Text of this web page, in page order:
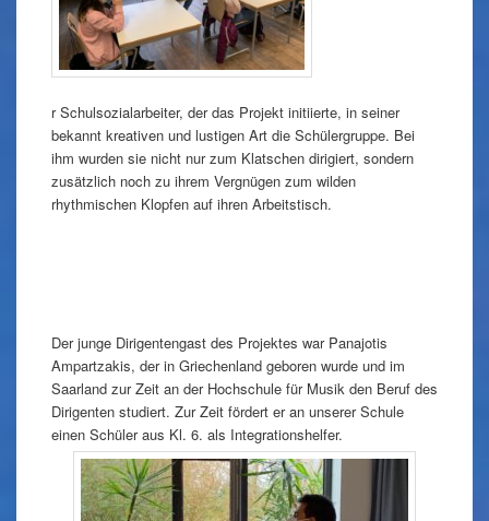
r Schulsozialarbeiter, der das Projekt initiierte, in seiner
bekannt kreativen und lustigen Art die Schülergruppe. Bei
ihm wurden sie nicht nur zum Klatschen dirigiert, sondern
zusätzlich noch zu ihrem Vergnügen zum wilden
rhythmischen Klopfen auf ihren Arbeitstisch.
Der junge Dirigentengast des Projektes war Panajotis
Ampartzakis, der in Griechenland geboren wurde und im
Saarland zur Zeit an der Hochschule für Musik den Beruf des
Dirigenten studiert. Zur Zeit fördert er an unserer Schule
einen Schüler aus Kl. 6. als Integrationshelfer.